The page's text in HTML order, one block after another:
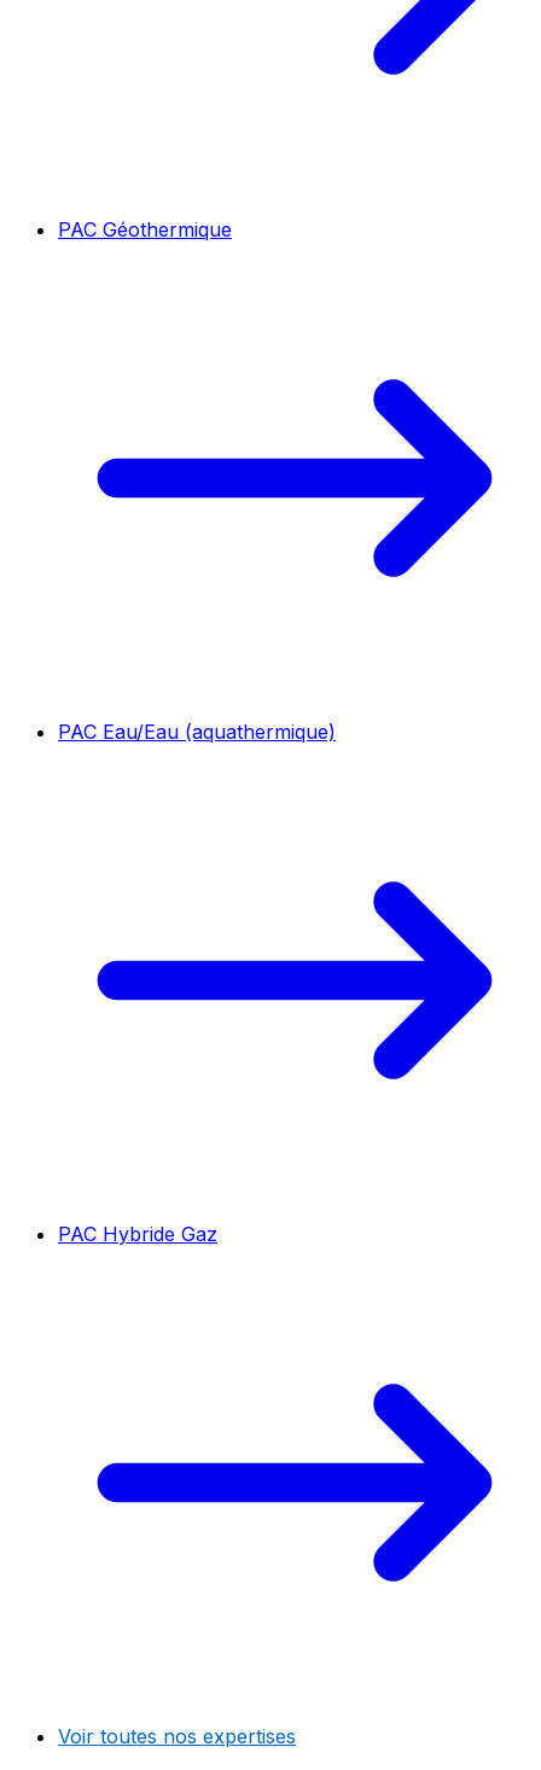
PAC Géothermique
PAC Eau/Eau (aquathermique)
PAC Hybride Gaz
Voir toutes nos expertises